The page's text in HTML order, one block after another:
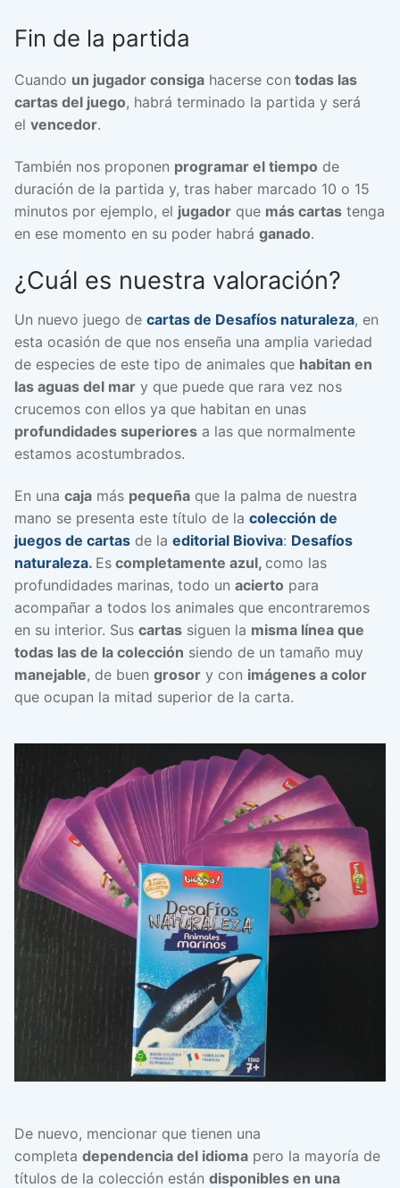
Fin de la partida
Cuando un jugador consiga hacerse con todas las
cartas del juego, habrá terminado la partida y será
el vencedor.
También nos proponen programar el tiempo de
duración de la partida y, tras haber marcado 10 o 15
minutos por ejemplo, el jugador que más cartas tenga
en ese momento en su poder habrá ganado.
¿Cuál es nuestra valoración?
Un nuevo juego de cartas de Desafíos naturaleza, en
esta ocasión de que nos enseña una amplia variedad
de especies de este tipo de animales que habitan en
las aguas del mar y que puede que rara vez nos
crucemos con ellos ya que habitan en unas
profundidades superiores a las que normalmente
estamos acostumbrados.
En una caja más pequeña que la palma de nuestra
mano se presenta este título de la colección de
juegos de cartas de la editorial Bioviva: Desafíos
naturaleza. Es completamente azul, como las
profundidades marinas, todo un acierto para
acompañar a todos los animales que encontraremos
en su interior. Sus cartas siguen la misma línea que
todas las de la colección siendo de un tamaño muy
manejable, de buen grosor y con imágenes a color
que ocupan la mitad superior de la carta.
De nuevo, mencionar que tienen una
completa dependencia del idioma pero la mayoría de
títulos de la colección están disponibles en una